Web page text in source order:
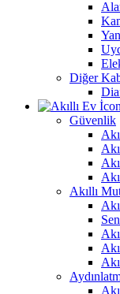
Diğer
Güvenlik
Akıllı